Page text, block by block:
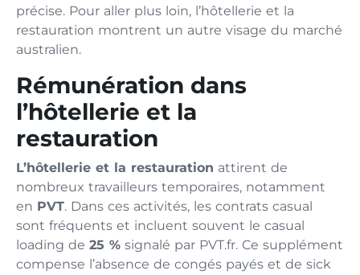
précise. Pour aller plus loin, l’hôtellerie et la
restauration montrent un autre visage du marché
australien.
Rémunération dans
l’hôtellerie et la
restauration
L’hôtellerie et la restauration attirent de
nombreux travailleurs temporaires, notamment
en PVT. Dans ces activités, les contrats casual
sont fréquents et incluent souvent le casual
loading de 25 % signalé par PVT.fr. Ce supplément
compense l’absence de congés payés et de sick